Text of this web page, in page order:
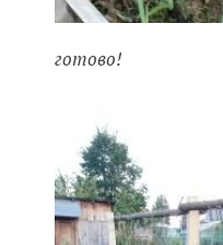
готово!